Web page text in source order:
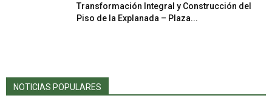
Transformación Integral y Construcción del
Piso de la Explanada – Plaza...
NOTICIAS POPULARES